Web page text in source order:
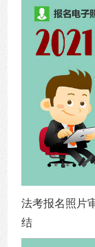
法考报名照片
结